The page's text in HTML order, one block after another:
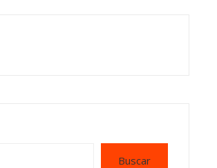
Buscar